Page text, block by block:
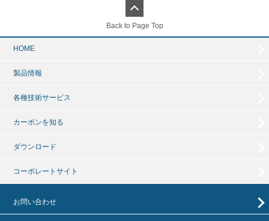
Back to Page Top
HOME
製品情報
各種技術サービス
カーボンを知る
ダウンロード
コーポレートサイト
お問い合わせ